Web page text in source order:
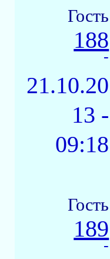
Гость
188
-
21.10.20
13 -
09:18
Гость
189
-